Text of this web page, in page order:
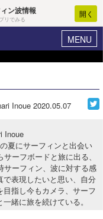
ン波情報
リでみる
開く
MENU
マイホーム
想ツール
Inoue 2020.05.07
Inoue
夏にサーフィンと出会い
サーフボードと旅に出る、
サーフィン、波に対する感
で表現したいと思い、自分
目指し今もカメラ、サーフ
緒に旅を続けている。